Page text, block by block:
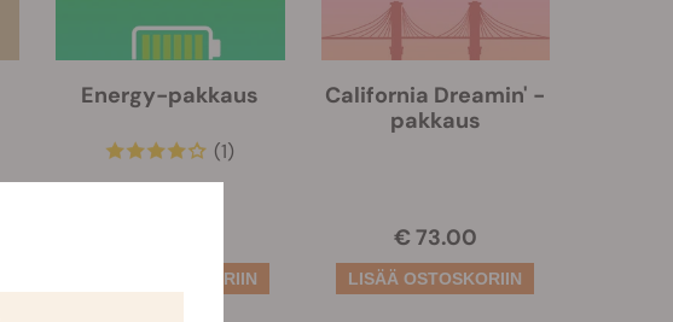
Energy-pakkaus
(1)
California Dreamin' -
pakkaus
€ 73.00